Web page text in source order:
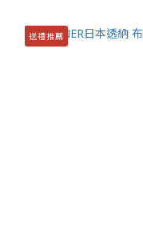
送禮推薦